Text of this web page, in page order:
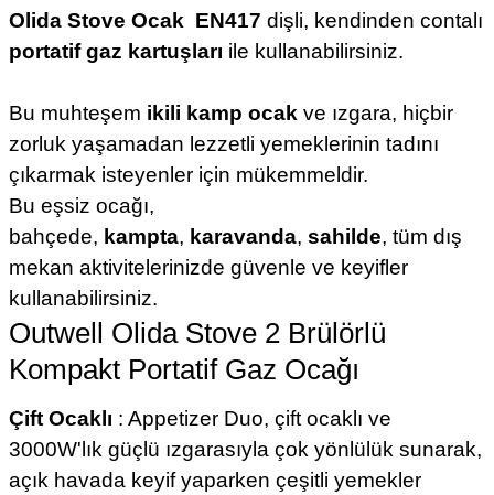
Olida Stove Ocak EN417 dişli, kendinden contalı
portatif gaz kartuşları ile kullanabilirsiniz.
Bu muhteşem ikili kamp ocak ve ızgara, hiçbir
zorluk yaşamadan lezzetli yemeklerinin tadını
çıkarmak isteyenler için mükemmeldir.
Bu eşsiz ocağı,
bahçede, kampta, karavanda, sahilde, tüm dış
mekan aktivitelerinizde güvenle ve keyifler
kullanabilirsiniz.
Outwell Olida Stove 2 Brülörlü
Kompakt Portatif Gaz Ocağı
Çift Ocaklı : Appetizer Duo, çift ocaklı ve
3000W'lık güçlü ızgarasıyla çok yönlülük sunarak,
açık havada keyif yaparken çeşitli yemekler